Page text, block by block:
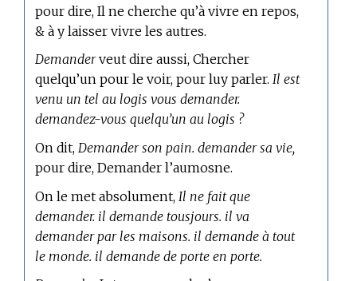
pour dire, Il ne cherche qu’à vivre en repos,
& à y laisser vivre les autres.
Demanderveut dire aussi, Chercher
quelqu’un pour le voir, pour luy parler.Il est
venu un tel au logis vous demander.
demandez-vous quelqu’un au logis ?
On dit,Demander son pain. demander sa vie,
pour dire, Demander l’aumosne.
On le met absolument, Il ne fait que
demander. il demande tousjours. il va
demander par les maisons. il demande à tout
le monde. il demande de porte en porte.